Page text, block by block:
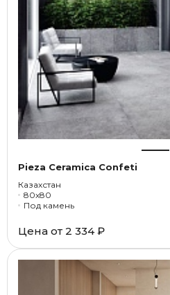
Pieza Ceramica Confeti
Казахстан
80x80
Под камень
Цена от 2 334 ₽